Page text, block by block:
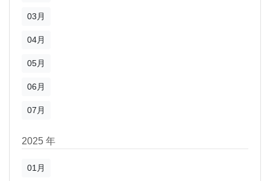
03月
04月
05月
06月
07月
2025 年
01月